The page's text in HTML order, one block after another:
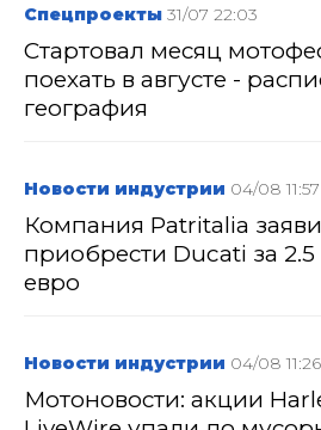
Спецпроекты 31/07 22:03
Стартовал месяц
поехать в августе -
география
Новости индустрии 04/08 11:57
Компания Patritalia
приобрести Ducati за
евро
Новости индустрии 04/08 11:26
Мотоновости: акции